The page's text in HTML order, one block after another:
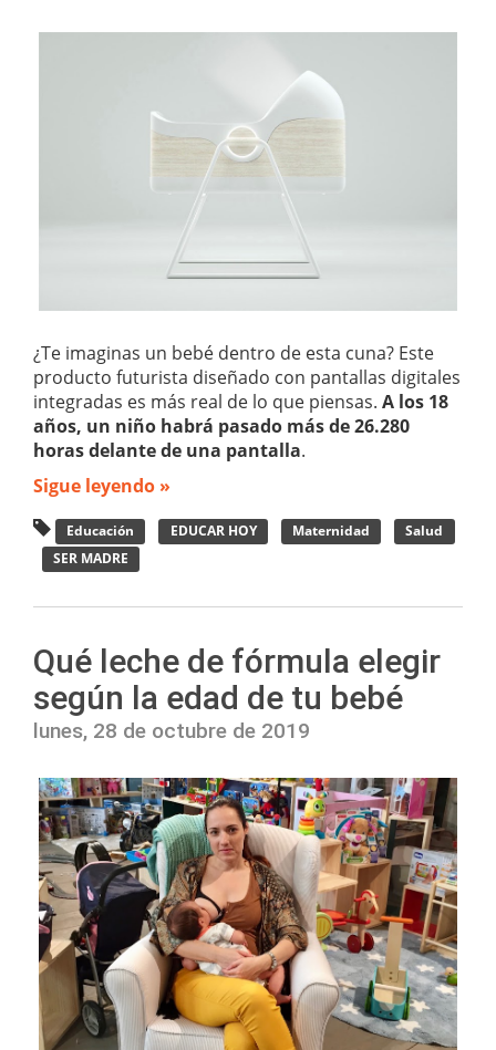
¿Te imaginas un bebé dentro de esta cuna? Este
producto futurista diseñado con pantallas digitales
integradas es más real de lo que piensas. A los 18
años, un niño habrá pasado más de 26.280
horas delante de una pantalla.
Sigue leyendo »
Educación EDUCAR HOY Maternidad
Salud
SER MADRE
Qué leche de fórmula elegir
según la edad de tu bebé
lunes, 28 de octubre de 2019